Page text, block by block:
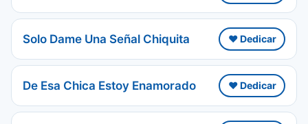
Solo Dame Una Señal Chiquita ❤️ Dedicar
De Esa Chica Estoy Enamorado ❤️ Dedicar